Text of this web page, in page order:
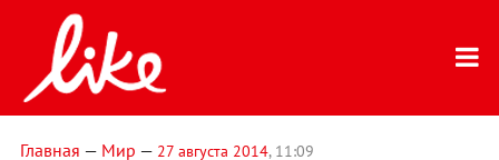
Главная — Мир — 27 августа 2014, 11:09